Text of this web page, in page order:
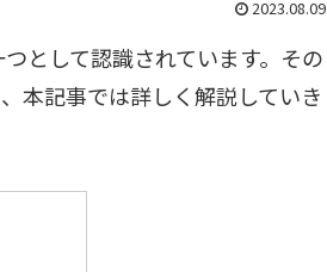
2023.08.09
として認識されています。その
本記事では詳しく解説していき